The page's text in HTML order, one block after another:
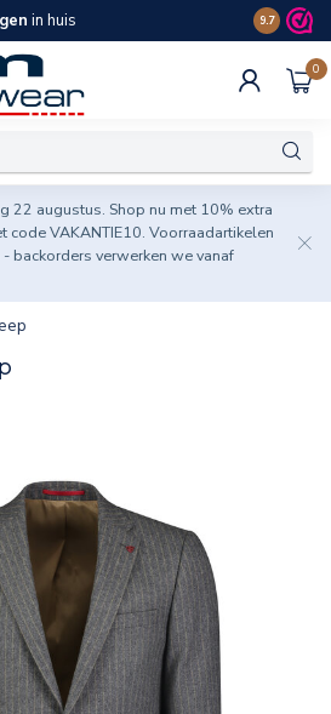
in huis Spaar
9.7
0
22 augustus. Shop nu met 10% extra
code VAKANTIE10. Voorraadartikelen
backorders verwerken we vanaf